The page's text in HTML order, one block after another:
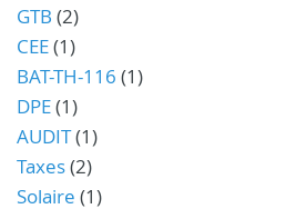
GTB (2)
CEE(1)
BAT-TH-116 (1)
DPE(1)
AUDIT(1)
Taxes(2)
Solaire (1)